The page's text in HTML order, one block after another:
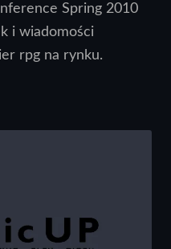
Spring 2010
i wiadomości
rpg na rynku.